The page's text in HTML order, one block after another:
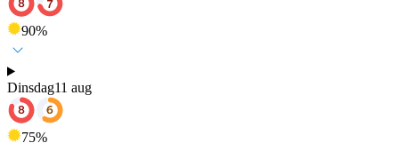
90%
Dinsdag11 aug
75%